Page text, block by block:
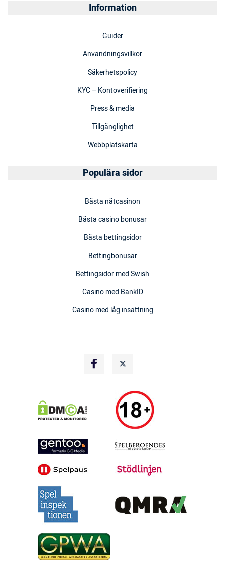
Information
Guider
Användningsvillkor
Säkerhetspolicy
KYC – Kontoverifiering
Press & media
Tillgänglighet
Webbplatskarta
Populära sidor
Bästa nätcasinon
Bästa casino bonusar
Bästa bettingsidor
Bettingbonusar
Bettingsidor med Swish
Casino med BankID
Casino med låg insättning